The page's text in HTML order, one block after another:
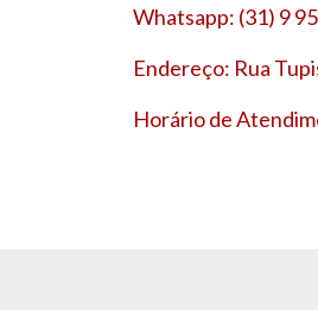
Whatsapp: (31) 9
Endereço: Rua
Horário de